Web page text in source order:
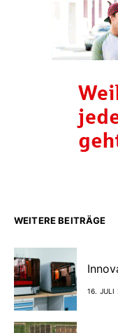
WEITERE BEITRÄGE
16. JULI